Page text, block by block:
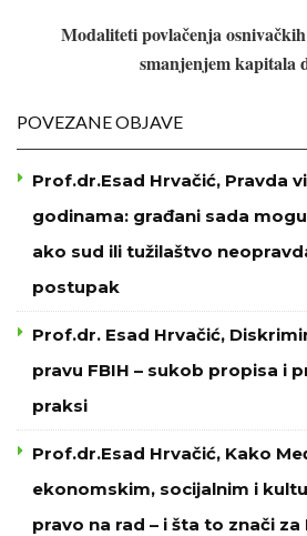
Modaliteti povlačenja
smanjenjem kapitala
POVEZANE OBJAVE
Prof.dr.Esad Hrvačić, Pravda
godinama: građani sada
ako sud ili tužilaštvo
postupak
Prof.dr. Esad Hrvačić,
pravu FBIH – sukob propisa i
praksi
Prof.dr.Esad Hrvačić, Kako
ekonomskim, socijalnim i
pravo na rad – i šta to znači za